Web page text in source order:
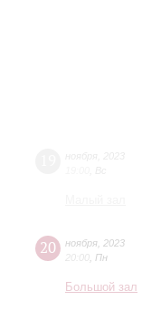
20 ноября 2023
20:00 Пн
Большой зал